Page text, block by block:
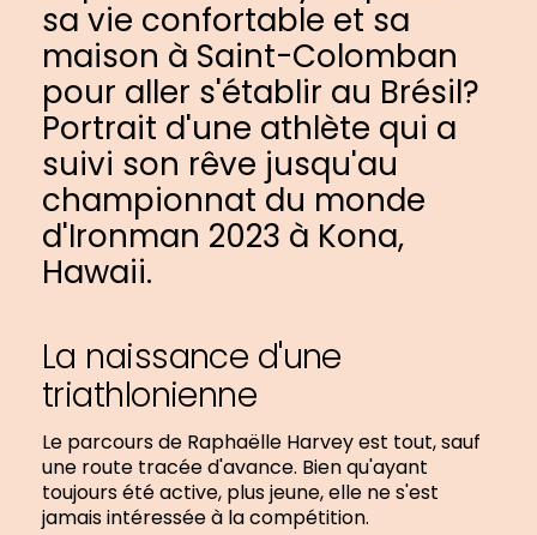
sa vie confortable et sa
maison à Saint-Colomban
pour aller s'établir au Brésil?
Portrait d'une athlète qui a
suivi son rêve jusqu'au
championnat du monde
d'Ironman 2023 à Kona,
Hawaii.
La naissance d'une
triathlonienne
Le parcours de Raphaëlle Harvey est tout, sauf
une route tracée d'avance. Bien qu'ayant
toujours été active, plus jeune, elle ne s'est
jamais intéressée à la compétition.